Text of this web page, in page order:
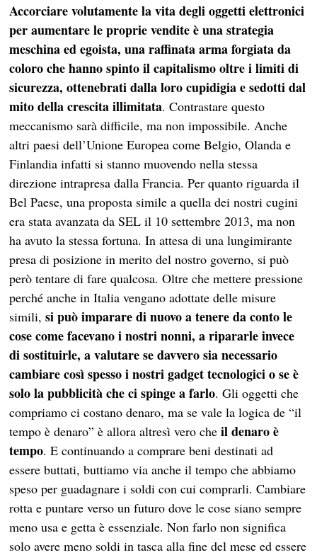
Accorciare volutamente la vita degli oggetti elettronici
per aumentare le proprie vendite è una strategia
meschina ed egoista, una raffinata arma forgiata da
coloro che hanno spinto il capitalismo oltre i limiti di
sicurezza, ottenebrati dalla loro cupidigia e sedotti dal
mito della crescita illimitata. Contrastare questo
meccanismo sarà difficile, ma non impossibile. Anche
altri paesi dell’Unione Europea come Belgio, Olanda e
Finlandia infatti si stanno muovendo nella stessa
direzione intrapresa dalla Francia. Per quanto riguarda il
Bel Paese, una proposta simile a quella dei nostri cugini
era stata avanzata da SEL il 10 settembre 2013, ma non
ha avuto la stessa fortuna. In attesa di una lungimirante
presa di posizione in merito del nostro governo, si può
però tentare di fare qualcosa. Oltre che mettere pressione
perché anche in Italia vengano adottate delle misure
simili,si può imparare di nuovo a tenere da conto le
cose come facevano i nostri nonni, a ripararle invece
di sostituirle, a valutare se davvero sia necessario
cambiare così spesso i nostri gadget tecnologici o se è
solo la pubblicità che ci spinge a farlo. Gli oggetti che
compriamo ci costano denaro, ma se vale la logica de “il
tempo è denaro” è allora altresì vero cheil denaro è
tempo. E continuando a comprare beni destinati ad
essere buttati, buttiamo via anche il tempo che abbiamo
speso per guadagnare i soldi con cui comprarli. Cambiare
rotta e puntare verso un futuro dove le cose siano sempre
meno usa e getta è essenziale. Non farlo non significa
solo avere meno soldi in tasca alla fine del mese ed essere